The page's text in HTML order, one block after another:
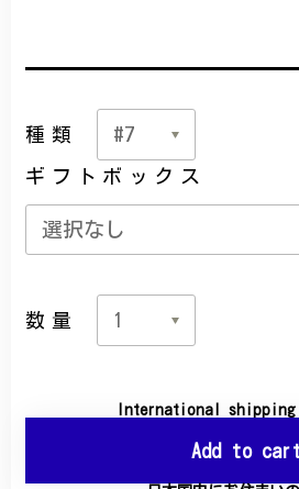
種類
ギフトボックス
数量
International
Add to